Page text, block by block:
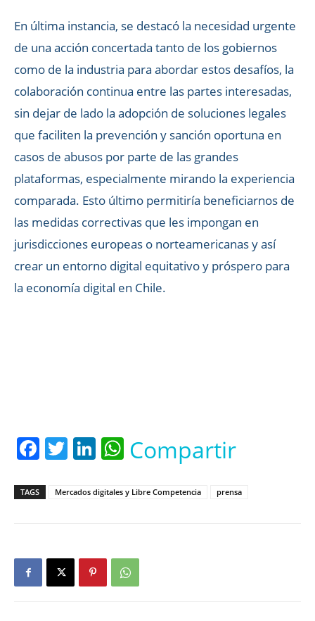
En última instancia, se destacó la necesidad urgente
de una acción concertada tanto de los gobiernos
como de la industria para abordar estos desafíos, la
colaboración continua entre las partes interesadas,
sin dejar de lado la adopción de soluciones legales
que faciliten la prevención y sanción oportuna en
casos de abusos por parte de las grandes
plataformas, especialmente mirando la experiencia
comparada. Esto último permitiría beneficiarnos de
las medidas correctivas que les impongan en
jurisdicciones europeas o norteamericanas y así
crear un entorno digital equitativo y próspero para
la economía digital en Chile.
Facebook
Twitter
LinkedIn
WhatsApp
Compartir
TAGS Mercados digitales y Libre Competencia prensa